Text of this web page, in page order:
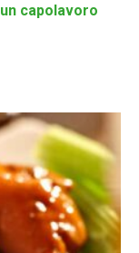
capolavoro